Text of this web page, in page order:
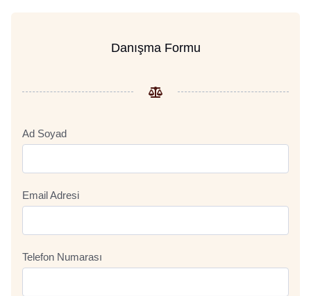
Danışma Formu
Ad Soyad
Email Adresi
Telefon Numarası